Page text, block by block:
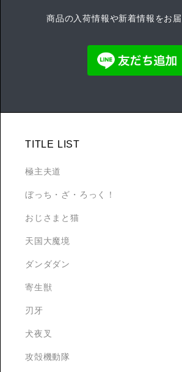
商品の入荷情報や新着情報をお届
TITLE LIST
極主夫道
ぼっち・ざ・ろっく！
おじさまと猫
天国大魔境
ダンダダン
寄生獣
刃牙
犬夜叉
攻殻機動隊